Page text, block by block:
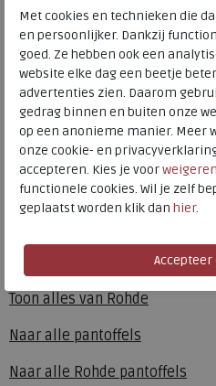
Rohde
Toon alles van Rohde
Naar alle pantoffels
Naar alle Rohde pantoffels
Merk
Rohde
Fabrikantcode
2603-
Bestelcode
Kleur
Black
Wijdtemaat
g+
Uitneembaar voetbed
nee
Met cookies en technieken die
en persoonlijker. Dankzij
goed. Ze hebben ook een
website elke dag een beetje
advertenties zien. Daarom
gedrag binnen en buiten onze
op een anonieme manier. Meer
onze cookie- en
accepteren. Kies je voorweigeren
functionele cookies. Wil je zelf
geplaatst worden klik dan hier.